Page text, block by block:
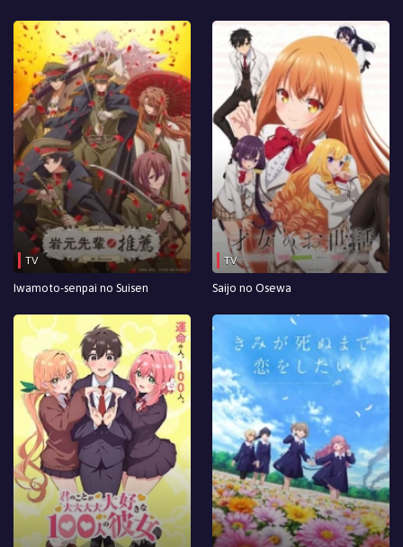
TV
Iwamoto-senpai no Suisen
TV
Saijo no Osewa